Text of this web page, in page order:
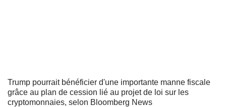
Trump pourrait bénéficier d'une importante manne fiscale
grâce au plan de cession lié au projet de loi sur les
cryptomonnaies, selon Bloomberg News